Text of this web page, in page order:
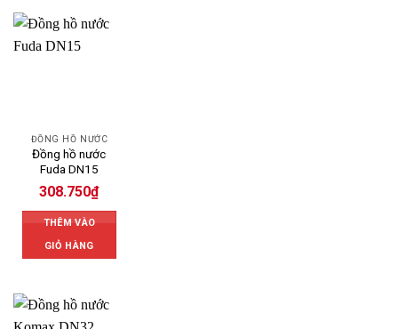
ĐỒNG HỒ NƯỚC
Đồng hồ nước
Fuda DN15
308.750₫
THÊM VÀO
GIỎ HÀNG